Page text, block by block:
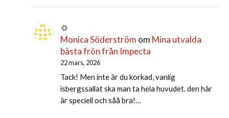
Monica Söderström om Mina utvalda
bästa frön från Impecta
22 mars, 2026
Tack! Men inte är du korkad, vanlig
isbergssallat ska man ta hela huvudet. den här
är speciell och såå bra!…